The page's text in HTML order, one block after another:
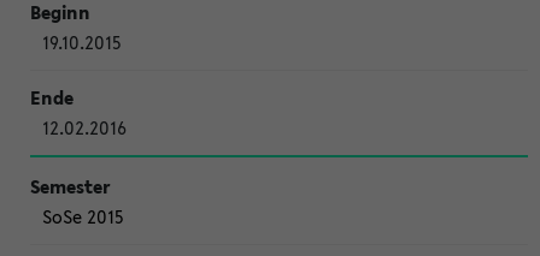
19.10.2015
12.02.2016
SoSe 2015